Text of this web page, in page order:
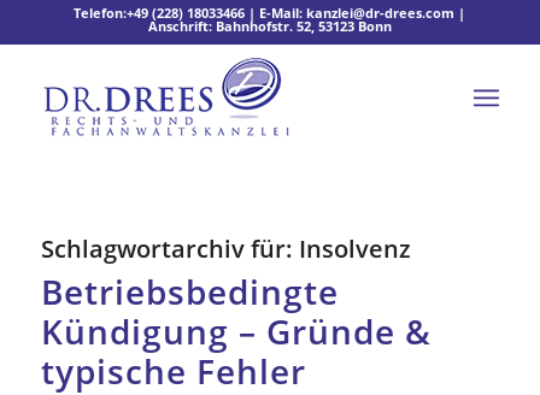
Telefon:+49 (228) 18033466 | E-Mail:kanzlei@dr-drees.com |
Anschrift: Bahnhofstr. 52, 53123 Bonn
Schlagwortarchiv für: Insolvenz
Betriebsbedingte
Kündigung – Gründe &
typische Fehler